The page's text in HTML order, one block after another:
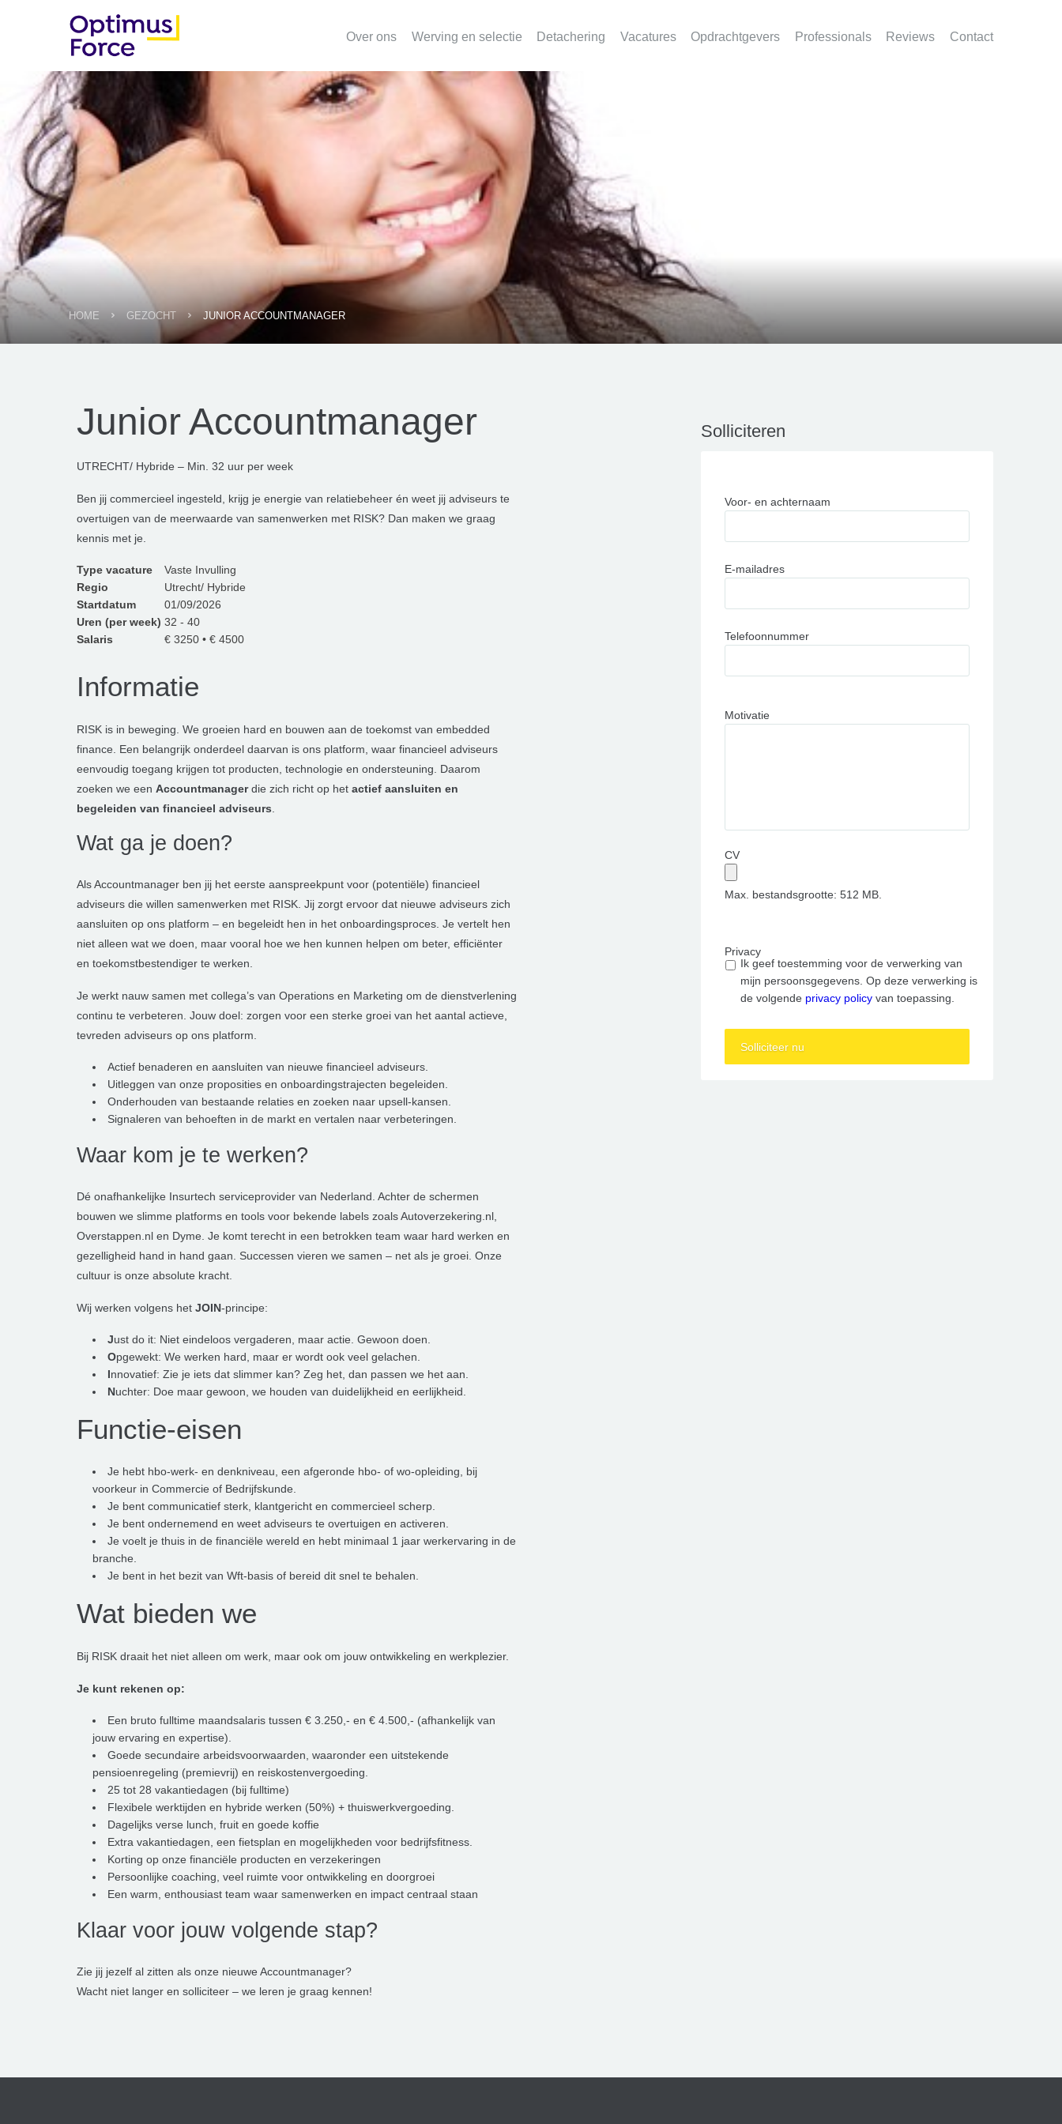
Over ons Werving en selectie Detachering Vacatures Opdrachtgevers Professionals Reviews Contact
HOME GEZOCHT JUNIOR ACCOUNTMANAGER
Junior Accountmanager
UTRECHT/ Hybride – Min. 32 uur per week
Ben jij commercieel ingesteld, krijg je energie van relatiebeheer én weet jij adviseurs te
overtuigen van de meerwaarde van samenwerken met RISK? Dan maken we graag
kennis met je.
Type vacature
Vaste Invulling
Regio
Utrecht/ Hybride
Startdatum
01/09/2026
Uren (per week) 32 - 40
Salaris
€ 3250 • € 4500
Informatie
RISK is in beweging. We groeien hard en bouwen aan de toekomst van embedded
finance. Een belangrijk onderdeel daarvan is ons platform, waar financieel adviseurs
eenvoudig toegang krijgen tot producten, technologie en ondersteuning. Daarom
zoeken we een Accountmanagerdie zich richt op het actief aansluiten en
begeleiden van financieel adviseurs
Wat ga je doen?
Als Accountmanager ben jij het eerste aanspreekpunt voor (potentiële) financieel
adviseurs die willen samenwerken met RISK. Jij zorgt ervoor dat nieuwe adviseurs zich
aansluiten op ons platform – en begeleidt hen in het onboardingsproces. Je vertelt hen
niet alleen wat we doen, maar vooral hoe we hen kunnen helpen om beter, efficiënter
en toekomstbestendiger te werken.
Je werkt nauw samen met collega’s van Operations en Marketing om de dienstverlening
continu te verbeteren. Jouw doel: zorgen voor een sterke groei van het aantal actieve,
tevreden adviseurs op ons platform.
Actief benaderen en aansluiten van nieuwe financieel adviseurs.
Uitleggen van onze proposities en onboardingstrajecten begeleiden.
Onderhouden van bestaande relaties en zoeken naar upsell-kansen.
Signaleren van behoeften in de markt en vertalen naar verbeteringen.
Waar kom je te werken?
Dé onafhankelijke Insurtech serviceprovider van Nederland. Achter de schermen
bouwen we slimme platforms en tools voor bekende labels zoals Autoverzekering.nl,
Overstappen.nl en Dyme. Je komt terecht in een betrokken team waar hard werken en
gezelligheid hand in hand gaan. Successen vieren we samen – net als je groei. Onze
cultuur is onze absolute kracht.
Wij werken volgens het JOIN-principe:
Just do it: Niet eindeloos vergaderen, maar actie. Gewoon doen.
Opgewekt: We werken hard, maar er wordt ook veel gelachen.
Innovatief: Zie je iets dat slimmer kan? Zeg het, dan passen we het aan.
Nuchter: Doe maar gewoon, we houden van duidelijkheid en eerlijkheid.
Functie-eisen
Je hebt hbo-werk- en denkniveau, een afgeronde hbo- of wo-opleiding, bij
voorkeur in Commercie of Bedrijfskunde.
Je bent communicatief sterk, klantgericht en commercieel scherp.
Je bent ondernemend en weet adviseurs te overtuigen en activeren.
Je voelt je thuis in de financiële wereld en hebt minimaal 1 jaar werkervaring in de
branche.
Je bent in het bezit van Wft-basis of bereid dit snel te behalen.
Wat bieden we
Bij RISK draait het niet alleen om werk, maar ook om jouw ontwikkeling en werkplezier.
Je kunt rekenen op:
Een bruto fulltime maandsalaris tussen € 3.250,- en € 4.500,- (afhankelijk van
jouw ervaring en expertise).
Goede secundaire arbeidsvoorwaarden, waaronder een uitstekende
pensioenregeling (premievrij) en reiskostenvergoeding.
25 tot 28 vakantiedagen (bij fulltime)
Flexibele werktijden en hybride werken (50%) + thuiswerkvergoeding.
Dagelijks verse lunch, fruit en goede koffie
Extra vakantiedagen, een fietsplan en mogelijkheden voor bedrijfsfitness.
Korting op onze financiële producten en verzekeringen
Persoonlijke coaching, veel ruimte voor ontwikkeling en doorgroei
Een warm, enthousiast team waar samenwerken en impact centraal staan
Klaar voor jouw volgende stap?
Zie jij jezelf al zitten als onze nieuwe Accountmanager?
Wacht niet langer en solliciteer – we leren je graag kennen!
Solliciteren
Voor- en achternaam
E-mailadres
Telefoonnummer
Motivatie
CV
Max. bestandsgrootte: 512 MB.
Privacy
Ik geef toestemming voor de verwerking van
mijn persoonsgegevens. Op deze verwerking is
de volgende privacy policy van toepassing.